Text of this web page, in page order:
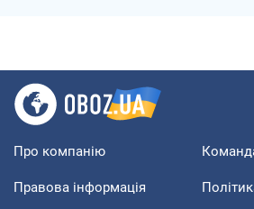
Про компанію
Правова інформація